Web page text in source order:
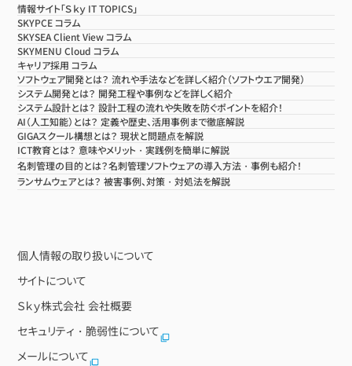
情報サイト「Ｓｋｙ IT TOPICS」
SKYPCE コラム
SKYSEA Client View コラム
SKYMENU Cloud コラム
キャリア採用 コラム
ソフトウェア開発とは？ 流れや手法などを詳しく紹介（ソフトウエア開発）
システム開発とは？ 開発工程や事例などを詳しく紹介
システム設計とは？ 設計工程の流れや失敗を防ぐポイントを紹介！
AI（人工知能）とは？ 定義や歴史、活用事例まで徹底解説
GIGAスクール構想とは？ 現状と問題点を解説
ICT教育とは？ 意味やメリット・実践例を簡単に解説
名刺管理の目的とは？名刺管理ソフトウェアの導入方法・事例も紹介！
ランサムウェアとは？ 被害事例、対策・対処法を解説
個人情報の取り扱いについて
サイトについて
Ｓｋｙ株式会社 会社概要
セキュリティ・脆弱性について
メールについて